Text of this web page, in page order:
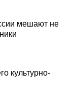
мешают не
культурно-